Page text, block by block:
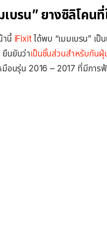
เบรน” ยางซิลิโค
านี้ iFixitได้พบ “เมมเบรน” เ
ยืนยันว่าเป็นชิ้นส่วนสำหรับกันฝุ่
มือนรุ่น 2016 – 2017 ที่มีการ